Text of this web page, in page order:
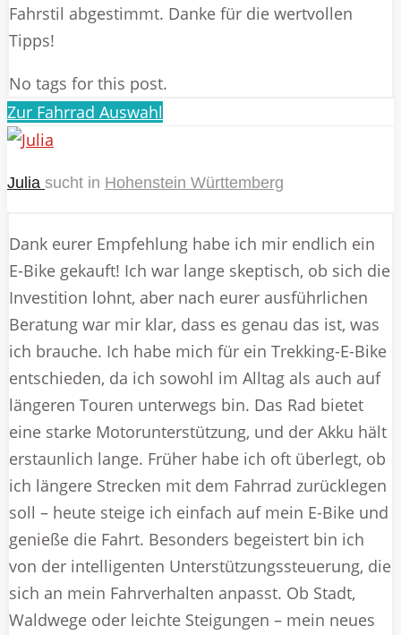
Fahrstil abgestimmt. Danke für die wertvollen
Tipps!
No tags for this post.
Zur Fahrrad Auswahl
Julia sucht in Hohenstein Württemberg
Dank eurer Empfehlung habe ich mir endlich ein
E-Bike gekauft! Ich war lange skeptisch, ob sich die
Investition lohnt, aber nach eurer ausführlichen
Beratung war mir klar, dass es genau das ist, was
ich brauche. Ich habe mich für ein Trekking-E-Bike
entschieden, da ich sowohl im Alltag als auch auf
längeren Touren unterwegs bin. Das Rad bietet
eine starke Motorunterstützung, und der Akku hält
erstaunlich lange. Früher habe ich oft überlegt, ob
ich längere Strecken mit dem Fahrrad zurücklegen
soll – heute steige ich einfach auf mein E-Bike und
genieße die Fahrt. Besonders begeistert bin ich
von der intelligenten Unterstützungssteuerung, die
sich an mein Fahrverhalten anpasst. Ob Stadt,
Waldwege oder leichte Steigungen – mein neues